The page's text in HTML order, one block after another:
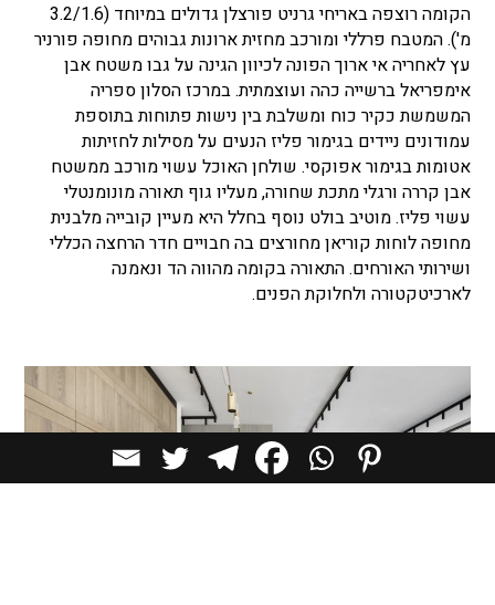
הקומה רוצפה באריחי גרניט פורצלן גדולים במיוחד (3.2/1.6
מ'). המטבח פרללי ומורכב מחזית ארונות גבוהים מחופה פורניר
עץ לאחריה אי ארוך הפונה לכיוון הגינה על גבו משטח אבן
אימפריאל ברשייה כהה ועוצמתית. במרכז הסלון ספריה
המשמשת כקיר כוח ומשלבת בין נישות פתוחות בתוספת
עמודונים ניידים בגימור פליז הנעים על מסילות לחזיתות
אטומות בגימור אפוקסי. שולחן האוכל עשוי מורכב ממשטח
אבן קררה ורגלי מתכת שחורה, מעליו גוף תאורה מונומנטלי
עשוי פליז. מוטיב בולט נוסף בחלל היא מעיין קובייה מלבנית
מחופה לוחות קוריאן מחורצים בה חבויים חדר הרחצה הכללי
ושירותי האורחים. התאורה בקומה מהווה הד ונאמנה
לארכיטקטורה ולחלוקת הפנים.